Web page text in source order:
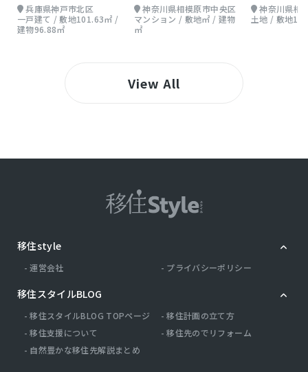
兵庫県神戸市北区
一戸建て / 敷地101.63㎡ /
建物96.88㎡
神奈川県相模原市中央区
マンション / 敷地㎡ / 建物
㎡
神奈川県相
土地 / 敷地
View All
移住style
運営会社 プライバシーポリシー
移住スタイルBLOG
移住スタイルBLOG TOPページ
移住計画の立て方
移住支援について
移住先のでリフォーム
自然豊かな移住先解説まとめ